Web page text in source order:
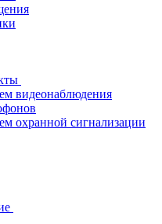
видеонаблюдения
охранной сигнализации